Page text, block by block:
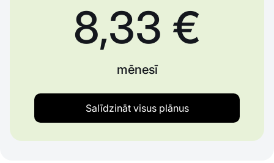
8,33 €
mēnesī
Salīdzināt visus plānus